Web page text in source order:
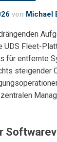
von Michael
Fleet-
für entfernte
steigender